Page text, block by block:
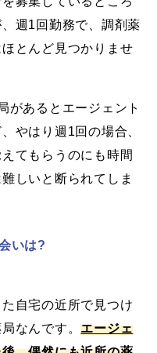
週1回勤務で、調剤薬
とんど見つかりませ
があるとエージェント
やはり週1回の場合、
てもらうのにも時間
しいと断られてしま
いは?
自宅の近所で見つけ
なんです。エージェ